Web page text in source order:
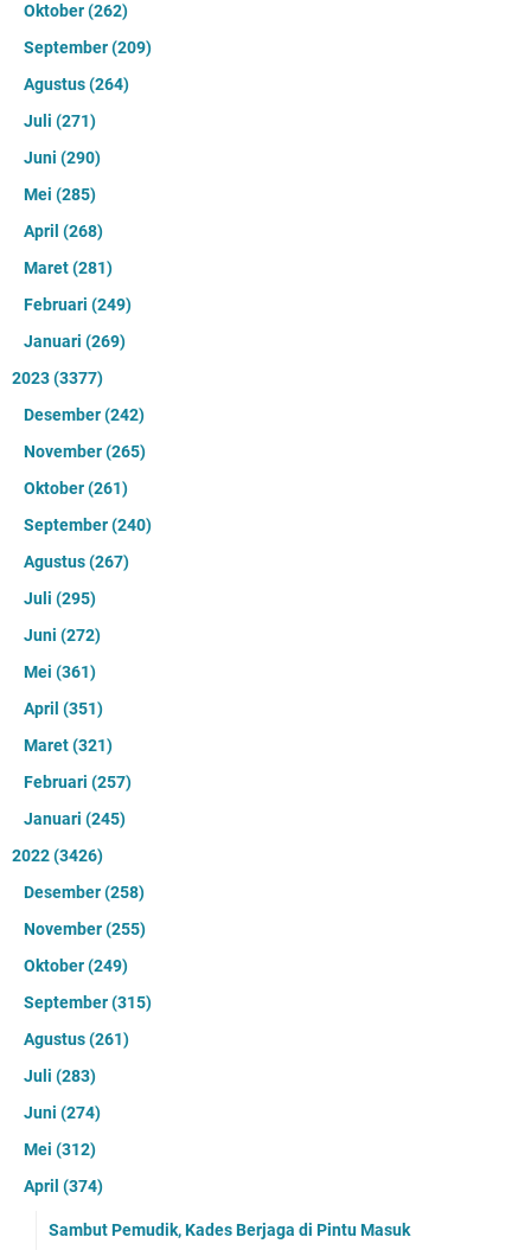
Oktober(262)
September(209)
Agustus(264)
Juli (271)
Juni (290)
Mei (285)
April (268)
Maret(281)
Februari (249)
Januari (269)
2023(3377)
Desember(242)
November(265)
Oktober(261)
September(240)
Agustus(267)
Juli (295)
Juni (272)
Mei (361)
April (351)
Maret(321)
Februari (257)
Januari (245)
2022(3426)
Desember(258)
November(255)
Oktober(249)
September(315)
Agustus(261)
Juli (283)
Juni (274)
Mei (312)
April (374)
Sambut Pemudik, Kades Berjaga di Pintu Masuk